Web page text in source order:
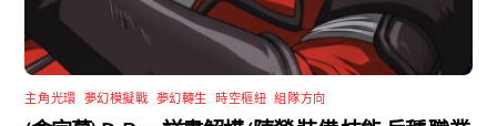
主角光環 夢幻模擬戰 夢幻轉生 ,時空樞紐 ,組隊方向